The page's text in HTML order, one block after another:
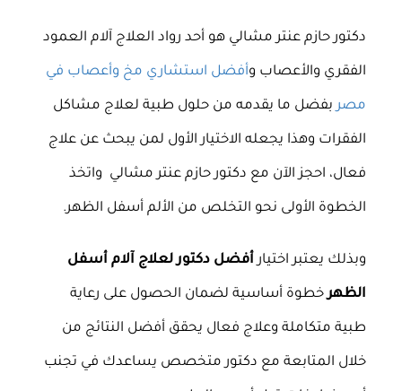
دكتور حازم عنتر مشالي هو أحد رواد العلاج آلام العمود
الفقري والأعصاب وأفضل استشاري مخ وأعصاب في
مصر بفضل ما يقدمه من حلول طبية لعلاج مشاكل
الفقرات وهذا يجعله الاختيار الأول لمن يبحث عن علاج
فعال، احجز الآن مع دكتور حازم عنتر مشالي واتخذ
الخطوة الأولى نحو التخلص من الألم أسفل الظهر.
وبذلك يعتبر اختيار أفضل دكتور لعلاج آلام أسفل
الظهرخطوة أساسية لضمان الحصول على رعاية
طبية متكاملة وعلاج فعال يحقق أفضل النتائج من
خلال المتابعة مع دكتور متخصص يساعدك في تجنب